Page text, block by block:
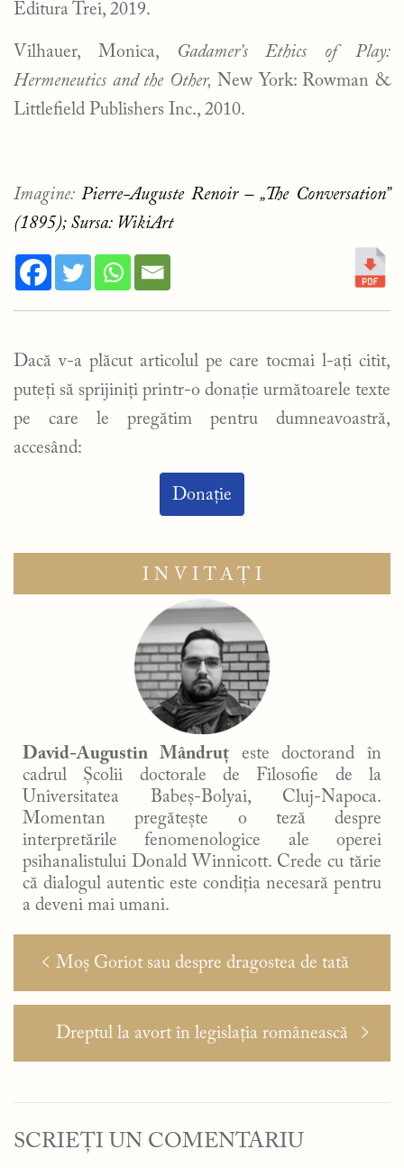
Editura Trei, 2019.
Vilhauer, Monica,
Gadamer’s Ethics of Play:
Hermeneutics and the Other, New York: Rowman &
Littlefield Publishers Inc., 2010.
Imagine: Pierre-Auguste Renoir – „The Conversation”
(1895); Sursa: WikiArt
Dacă v-a plăcut articolul pe care tocmai l-ați citit,
puteți să sprijiniți printr-o donație următoarele texte
pe care le pregătim pentru dumneavoastră,
accesând:
Donație
INVITAȚI
David-Augustin Mândruțeste doctorand în
cadrul Școlii doctorale de Filosofie de la
Universitatea Babeș-Bolyai, Cluj-Napoca.
Momentan pregătește o teză despre
interpretările fenomenologice ale operei
psihanalistului Donald Winnicott. Crede cu tărie
că dialogul autentic este condiția necesară pentru
a deveni mai umani.
Navigare
articole
Articolul
anterior:
Moș Goriot sau despre dragostea de tată
Articolul
următor:
Dreptul la avort în legislația românească
SCRIEȚI UN COMENTARIU